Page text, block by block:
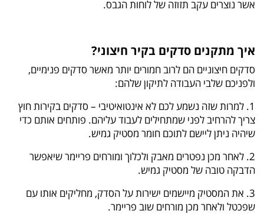
אשר נוצרים עקב תזוזה של לוחות הגבס.
איך מתקנים סדקים בקיר חיצוני?
סדקים חיצוניים הם לרוב חמורים יותר מאשר סדקים פנימיים,
ולפניכם שלבי העבודה לתיקון שלהם:
1. למרות שזה נשמע לכם לא אינטואיטיבי – סדקים בקירות חוץ
צריך להרחיב לפני שמתחילים לעבוד עליהם. פותחים אותם כדי
שיהיה ניתן ליישם לתוכם חומר מסטיק גמיש.
2. לאחר מכן נפטרים מאבק ולכלוך ומורחים פריימר שיאפשר
הדבקה טובה של מסטיק גמיש.
3. את המסטיק מיישמים ישירות על הסדק, מחליקים אותו עם
שפכטל ולאחר מכן מורחים שוב פריימר.